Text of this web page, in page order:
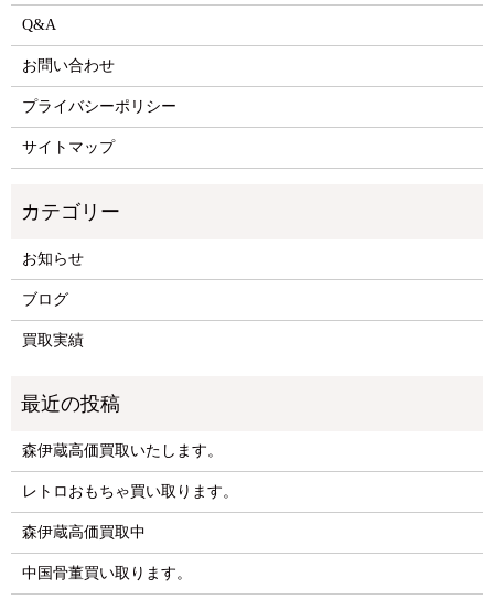
Q&A
お問い合わせ
プライバシーポリシー
サイトマップ
お知らせ
ブログ
買取実績
森伊蔵高価買取いたします。
レトロおもちゃ買い取ります。
森伊蔵高価買取中
中国骨董買い取ります。